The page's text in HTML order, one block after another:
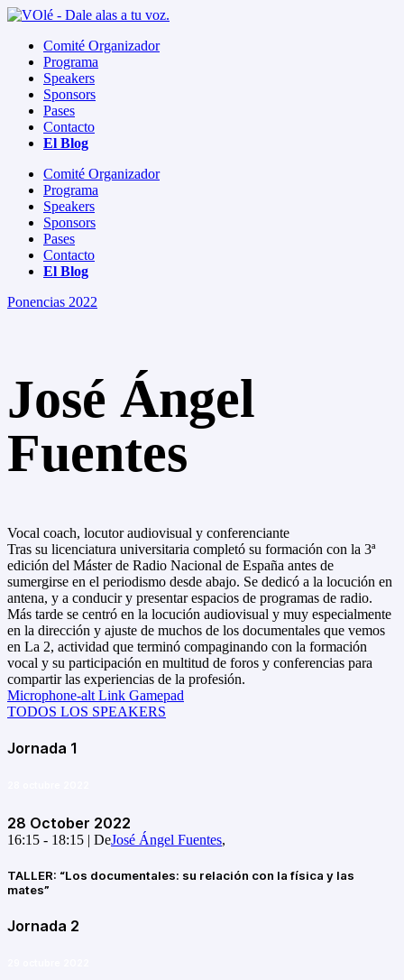
Comité Organizador
Programa
Speakers
Sponsors
Pases
Contacto
El Blog
Comité Organizador
Programa
Speakers
Sponsors
Pases
Contacto
El Blog
Ponencias 2022
José Ángel
Fuentes
Vocal coach, locutor audiovisual y conferenciante
Tras su licenciatura universitaria completó su formación con la 3ª
edición del Máster de Radio Nacional de España antes de
sumergirse en el periodismo desde abajo. Se dedicó a la locución en
antena, y a conducir y presentar espacios de programas de radio.
Más tarde se centró en la locución audiovisual y muy especialmente
en la dirección y ajuste de muchos de los documentales que vemos
en La 2, actividad que terminó compaginando con la formación
vocal y su participación en multitud de foros y conferencias para
compartir las experiencias de la profesión.
Microphone-alt Link Gamepad
TODOS LOS SPEAKERS
Jornada 1
28 October 2022
16:15 - 18:15 | DeJosé Ángel Fuentes,
TALLER: “Los documentales: su relación con la física y las
mates”
Jornada 2